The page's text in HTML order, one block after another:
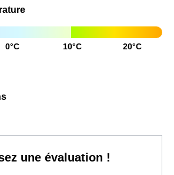
0°C 10°C 20°C
une évaluation !